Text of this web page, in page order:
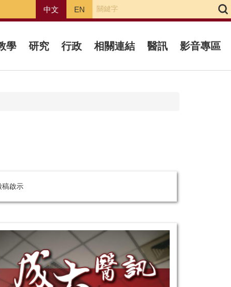
中文 EN
學 研究 行政 相關連結 醫訊 影音專區
稿啟示